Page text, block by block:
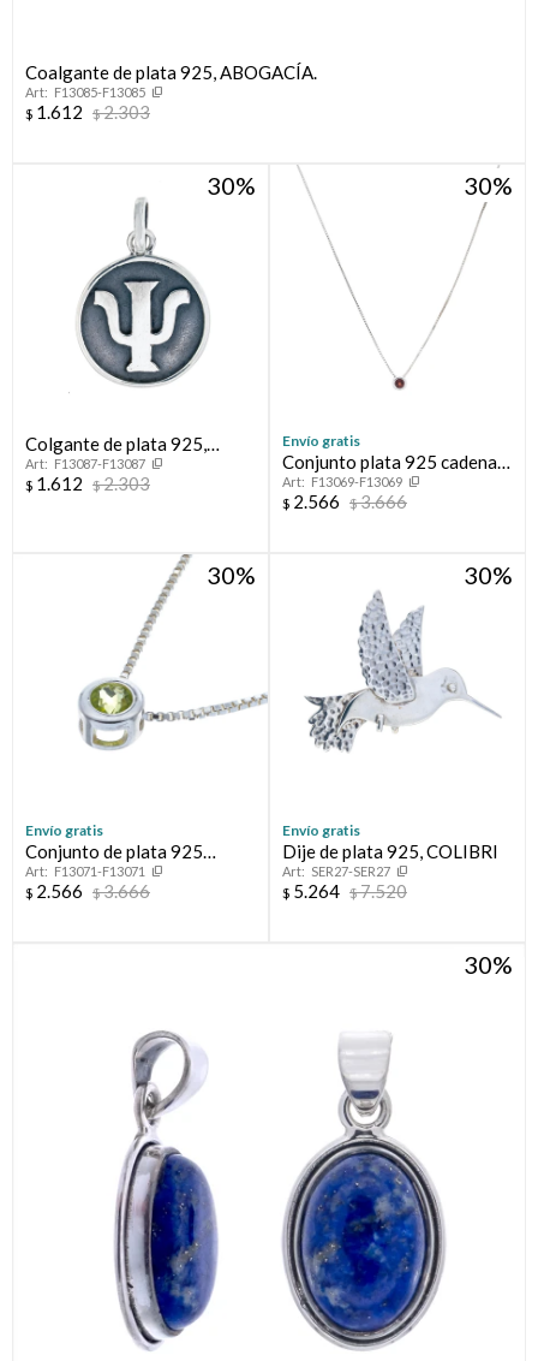
Coalgante de plata 925, ABOGACÍA.
F13085-F13085
$ 1.612 $2.303
30
Colgante de plata 925,
SICOLOGÍA.
F13087-F13087
$ 1.612 $2.303
30
Envío gratis
Conjunto plata 925 cadena y
punto de luz GRANATE
F13069-F13069
$ 2.566 $3.666
30
Envío gratis
Conjunto de plata 925
cadena y punto de luz
PERIDOTO
F13071-F13071
$ 2.566 $3.666
30
Envío gratis
Dije de plata 925, COLIBRI
SER27-SER27
$ 5.264 $7.520
30